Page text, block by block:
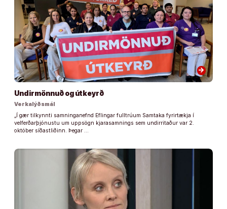
arrow_forward
Undirmönnuð og útkeyrð
Verkalýðsmál
„Í gær tilkynnti samninganefnd Eflingar fulltrúum Samtaka fyrirtækja í
velferðarþjónustu um uppsögn kjarasamnings sem undirritaður var 2.
október síðastliðinn. Þegar …